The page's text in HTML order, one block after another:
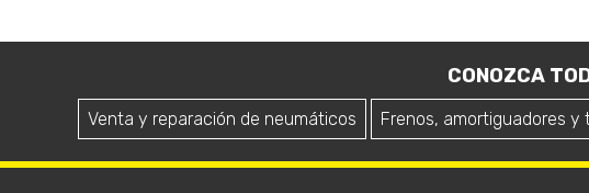
CONOZCA
Venta y reparación de neumáticos Frenos, amortiguadores y